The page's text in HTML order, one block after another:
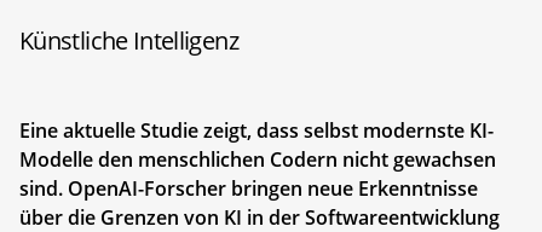
Künstliche Intelligenz
Eine aktuelle Studie zeigt, dass selbst modernste KI-
Modelle den menschlichen Codern nicht gewachsen
sind. OpenAI-Forscher bringen neue Erkenntnisse
über die Grenzen von KI in der Softwareentwicklung